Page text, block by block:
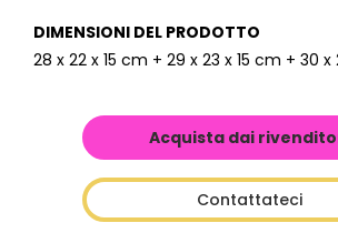
DIMENSIONI DEL PRODOTTO
28 x 22 x 15 cm + 29 x 23 x 15 cm + 30 x
Acquista dai
Contattateci